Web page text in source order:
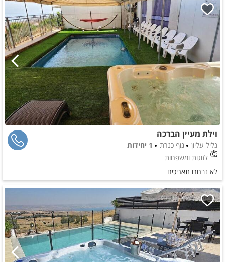
וילת מעיין הברכה
גליל עליון נוף כנרת
1 יחידות
לזוגות ומשפחות
לא נבחרו תאריכים